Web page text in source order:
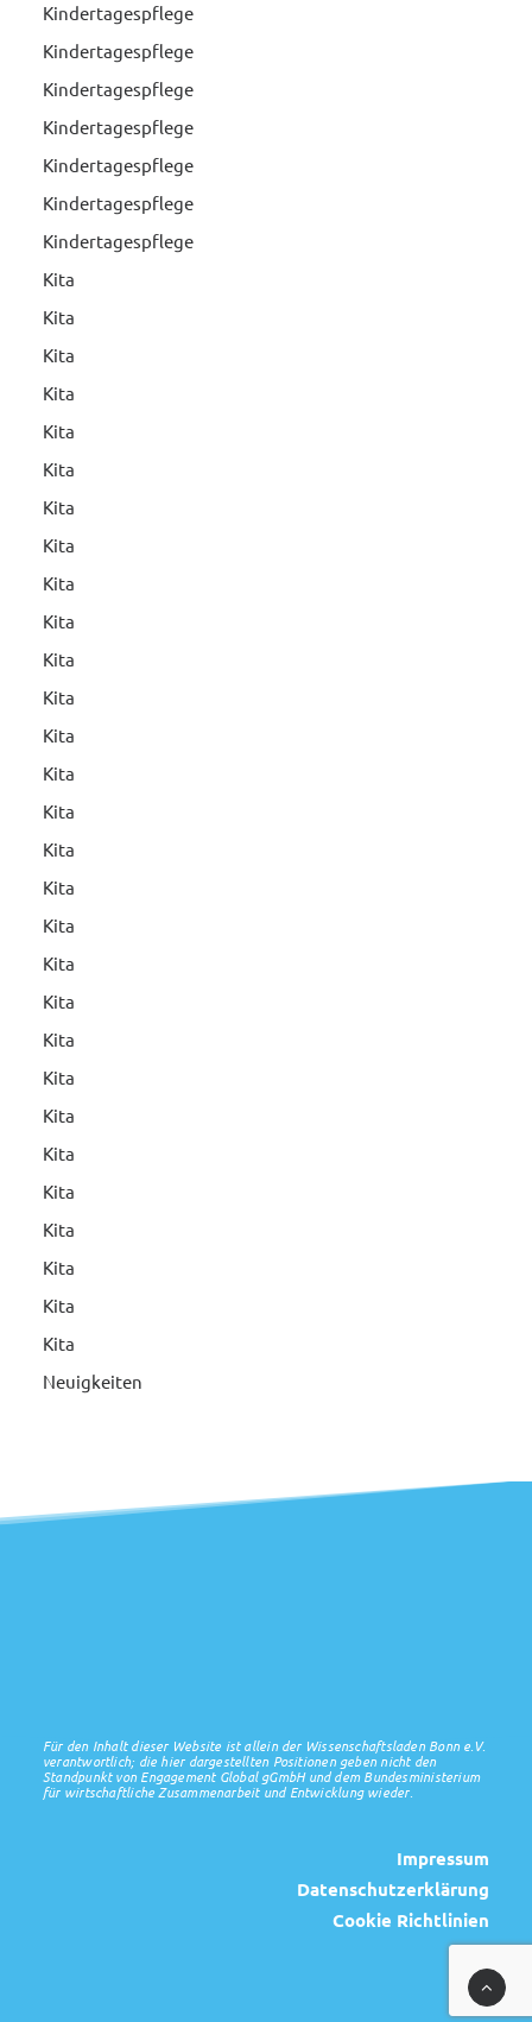
Kindertagespflege
Kindertagespflege
Kindertagespflege
Kindertagespflege
Kindertagespflege
Kindertagespflege
Kindertagespflege
Kita
Kita
Kita
Kita
Kita
Kita
Kita
Kita
Kita
Kita
Kita
Kita
Kita
Kita
Kita
Kita
Kita
Kita
Kita
Kita
Kita
Kita
Kita
Kita
Kita
Kita
Kita
Kita
Kita
Neuigkeiten
Für den Inhalt dieser Website ist allein der Wissenschaftsladen Bonn e.V.
verantwortlich; die hier dargestellten Positionen geben nicht den
Standpunkt von Engagement Global gGmbH und dem Bundesministerium
für wirtschaftliche Zusammenarbeit und Entwicklung wieder.
Impressum
Datenschutzerklärung
Cookie Richtlinien